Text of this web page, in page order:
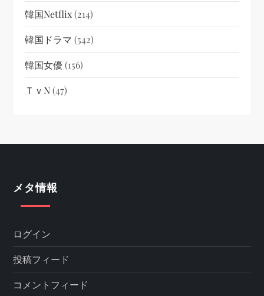
韓国netflix(214)
韓国ドラマ (542)
韓国女優(156)
ＴｖN(47)
メタ情報
ログイン
投稿フィード
コメントフィード